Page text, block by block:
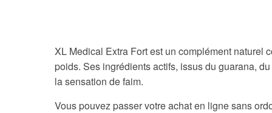
XL Medical Extra Fort est un complément naturel
poids. Ses ingrédients actifs, issus du guarana,
la sensation de faim.
Vous pouvez passer votre achat en ligne sans